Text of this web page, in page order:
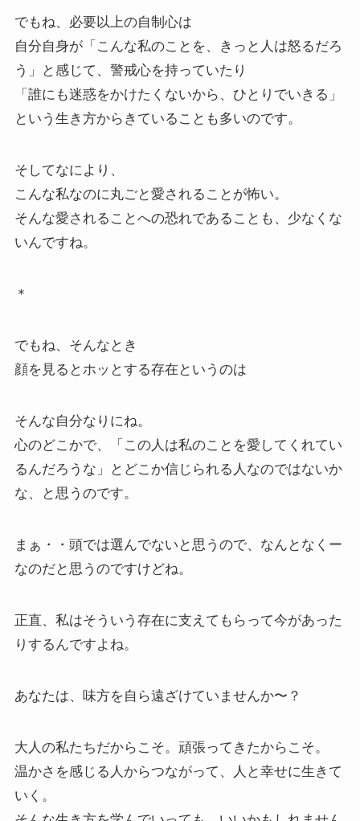
でもね、必要以上の自制心は
自分自身が「こんな私のことを、きっと人は怒るだろ
う」と感じて、警戒心を持っていたり
「誰にも迷惑をかけたくないから、ひとりでいきる」
という生き方からきていることも多いのです。
そしてなにより、
こんな私なのに丸ごと愛されることが怖い。
そんな愛されることへの恐れであることも、少なくな
いんですね。
＊
でもね、そんなとき
顔を見るとホッとする存在というのは
そんな自分なりにね。
心のどこかで、「この人は私のことを愛してくれてい
るんだろうな」とどこか信じられる人なのではないか
な、と思うのです。
まぁ・・頭では選んでないと思うので、なんとなくー
なのだと思うのですけどね。
正直、私はそういう存在に支えてもらって今があった
りするんですよね。
あなたは、味方を自ら遠ざけていませんか〜？
大人の私たちだからこそ。頑張ってきたからこそ。
温かさを感じる人からつながって、人と幸せに生きて
いく。